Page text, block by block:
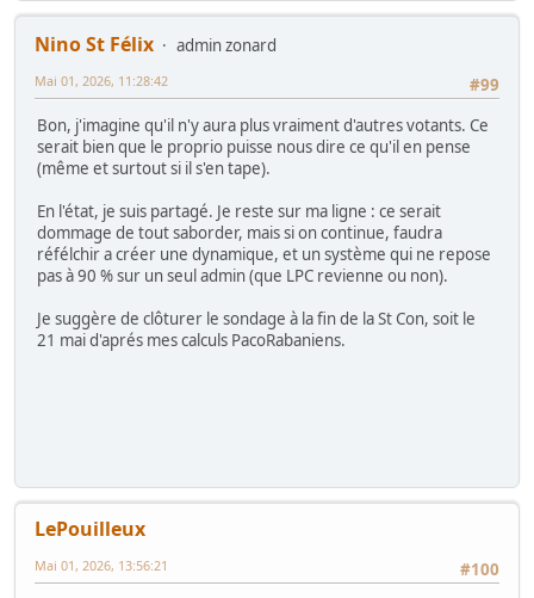
Nino St Félix
admin zonard
#99
Mai 01, 2026, 11:28:42
Bon, j'imagine qu'il n'y aura plus vraiment d'autres votants. Ce
serait bien que le proprio puisse nous dire ce qu'il en pense
(même et surtout si il s'en tape).
En l'état, je suis partagé. Je reste sur ma ligne : ce serait
dommage de tout saborder, mais si on continue, faudra
réfélchir a créer une dynamique, et un système qui ne repose
pas à 90 % sur un seul admin (que LPC revienne ou non).
Je suggère de clôturer le sondage à la fin de la St Con, soit le
21 mai d'aprés mes calculs PacoRabaniens.
LePouilleux
#100
Mai 01, 2026, 13:56:21